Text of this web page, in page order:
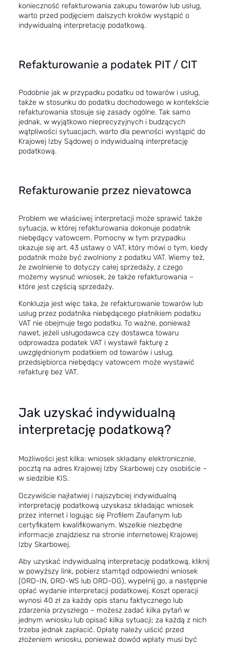
konieczność refakturowania zakupu towarów lub usług,
warto przed podjęciem dalszych kroków wystąpić o
indywidualną interpretację podatkową.
Refakturowanie a podatek PIT / CIT
Podobnie jak w przypadku podatku od towarów i usług,
także w stosunku do podatku dochodowego w kontekście
refakturowania stosuje się zasady ogólne. Tak samo
jednak, w wyjątkowo nieprecyzyjnych i budzących
wątpliwości sytuacjach, warto dla pewności wystąpić do
Krajowej Izby Sądowej o indywidualną interpretację
podatkową.
Refakturowanie przez nievatowca
Problem we właściwej interpretacji może sprawić także
sytuacja, w której refakturowania dokonuje podatnik
niebędący vatowcem. Pomocny w tym przypadku
okazuje się art. 43 ustawy o VAT, który mówi o tym, kiedy
podatnik może być zwolniony z podatku VAT. Wiemy też,
że zwolnienie to dotyczy całej sprzedaży, z czego
możemy wysnuć wniosek, że także refakturowania –
które jest częścią sprzedaży.
Konkluzja jest więc taka, że refakturowanie towarów lub
usług przez podatnika niebędącego płatnikiem podatku
VAT nie obejmuje tego podatku. To ważne, ponieważ
nawet, jeżeli usługodawca czy dostawca towaru
odprowadza podatek VAT i wystawił fakturę z
uwzględnionym podatkiem od towarów i usług,
przedsiębiorca niebędący vatowcem może wystawić
refakturę bez VAT.
Jak uzyskać indywidualną
interpretację podatkową?
Możliwości jest kilka: wniosek składany elektronicznie,
pocztą na adres Krajowej Izby Skarbowej czy osobiście –
w siedzibie KIS.
Oczywiście najłatwiej i najszybciej indywidualną
interpretację podatkową uzyskasz składając wniosek
przez internet i logując się Profilem Zaufanym lub
certyfikatem kwalifikowanym. Wszelkie niezbędne
informacje znajdziesz na stronie internetowej Krajowej
Izby Skarbowej.
Aby uzyskać indywidualną interpretację podatkową, kliknij
w powyższy link, pobierz stamtąd odpowiedni wniosek
(ORD-IN, ORD-WS lub ORD-OG), wypełnij go, a następnie
opłać wydanie interpretacji podatkowej. Koszt operacji
wynosi 40 zł za każdy opis stanu faktycznego lub
zdarzenia przyszłego – możesz zadać kilka pytań w
jednym wniosku lub opisać kilka sytuacji; za każdą z nich
trzeba jednak zapłacić. Opłatę należy uiścić przed
złożeniem wniosku, ponieważ dowód wpłaty musi być